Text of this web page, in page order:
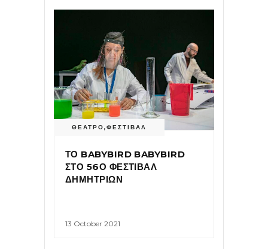
ΘΕΑΤΡΟ,ΦΕΣΤΙΒΑΛ
ΤΟ BABYBIRD BABYBIRD
ΣΤΟ 56Ο ΦΕΣΤΙΒΑΛ
ΔΗΜΗΤΡΙΩΝ
13 October 2021